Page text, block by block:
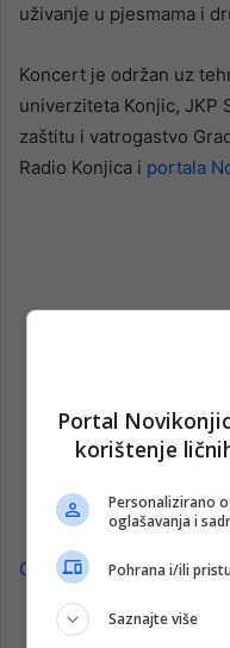
uživanje u pjesmama i
Koncert je održan uz
univerziteta Konjic, JKP
zaštitu i vatrogastvo
Radio Konjica i portala
Grad Konjic
Portal
korištenje
Personalizirano
oglašavanja i
Pohrana i/ili
Saznajte više